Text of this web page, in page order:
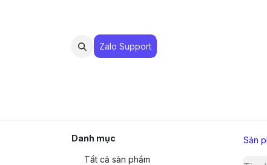
Zalo Suppo​​​​​​rt
Danh mục
Tất cả sản phẩm
Sản